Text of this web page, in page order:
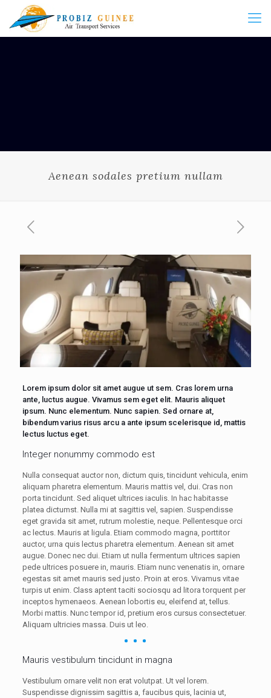
Aenean sodales pretium nullam
Lorem ipsum dolor sit amet augue ut sem. Cras lorem urna
ante, luctus augue. Vivamus sem eget elit. Mauris aliquet
ipsum. Nunc elementum. Nunc sapien. Sed ornare at,
bibendum varius risus arcu a ante ipsum scelerisque id, mattis
lectus luctus eget.
Integer nonummy commodo est
Nulla consequat auctor non, dictum quis, tincidunt vehicula, enim
aliquam pharetra elementum. Mauris mattis vel, dui. Cras non
porta tincidunt. Sed aliquet ultrices iaculis. In hac habitasse
platea dictumst. Nulla mi at sagittis vel, sapien. Suspendisse
eget gravida sit amet, rutrum molestie, neque. Pellentesque orci
ac lectus. Mauris at ligula. Etiam commodo magna, porttitor
auctor, urna quis lectus pharetra elementum. Aenean sit amet
augue. Donec nec dui. Etiam ut nulla fermentum ultrices sapien
pede ultrices posuere in, mauris. Etiam nunc venenatis in, ornare
egestas sit amet mauris sed justo. Proin at eros. Vivamus vitae
turpis ut enim. Class aptent taciti sociosqu ad litora torquent per
inceptos hymenaeos. Aenean lobortis eu, eleifend at, tellus.
Morbi mattis. Nunc tempor id, pretium eros cursus consectetuer.
Aliquam ultricies massa. Duis ut leo.
Mauris vestibulum tincidunt in magna
Vestibulum ornare velit non erat volutpat. Ut vel lorem.
Suspendisse dignissim sagittis a, faucibus quis, lacinia ut,